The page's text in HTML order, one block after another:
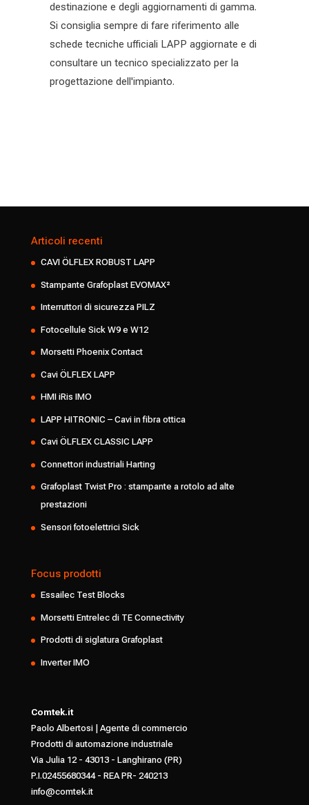
destinazione e degli aggiornamenti di gamma.
Si consiglia sempre di fare riferimento alle
schede tecniche ufficiali LAPP aggiornate e di
consultare un tecnico specializzato per la
progettazione dell'impianto.
Articoli recenti
CAVI ÖLFLEX ROBUST LAPP
Stampante Grafoplast EVOMAX²
Interruttori di sicurezza PILZ
Fotocellule Sick W9 e W12
Morsetti Phoenix Contact
Cavi ÖLFLEX LAPP
HMI iRis IMO
LAPP HITRONIC – Cavi in fibra ottica
Cavi ÖLFLEX CLASSIC LAPP
Connettori industriali Harting
Grafoplast Twist Pro : stampante a rotolo ad alte
prestazioni
Sensori fotoelettrici Sick
Focus prodotti
Essailec Test Blocks
Morsetti Entrelec di TE Connectivity
Prodotti di siglatura Grafoplast
Inverter IMO
Comtek.it
Paolo Albertosi | Agente di commercio
Prodotti di automazione industriale
Via Julia 12 - 43013 - Langhirano (PR)
P.I.02455680344 - REA PR- 240213
info@comtek.it